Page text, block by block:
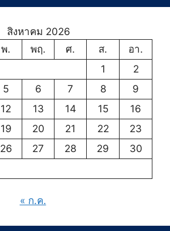
สิงหาคม 2026
พ. พฤ. ศ. ส.
อา.
1
2
5 6 7 8
9
12 13 14 15
16
19 20 21 22
23
26 27 28 29
30
« ก.ค.